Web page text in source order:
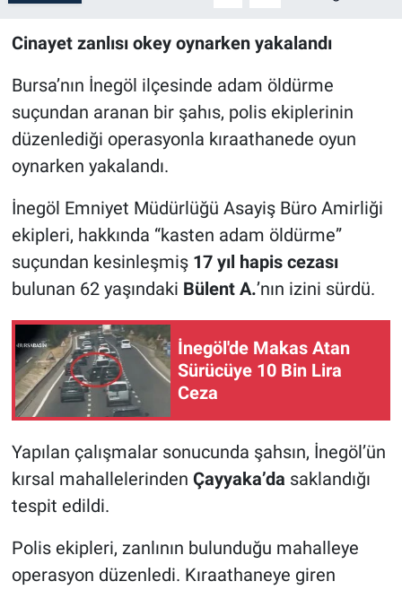
Cinayet zanlısı okey oynarken yakalandı
Bursa’nın İnegöl ilçesinde adam öldürme
suçundan aranan bir şahıs, polis ekiplerinin
düzenlediği operasyonla kıraathanede oyun
oynarken yakalandı.
İnegöl Emniyet Müdürlüğü Asayiş Büro Amirliği
ekipleri, hakkında “kasten adam öldürme”
suçundan kesinleşmiş 17 yıl hapis cezası
bulunan 62 yaşındaki Bülent A.’nın izini sürdü.
İnegöl'de Makas Atan
Sürücüye 10 Bin Lira
Ceza
Yapılan çalışmalar sonucunda şahsın, İnegöl’ün
kırsal mahallelerinden Çayyaka’da saklandığı
tespit edildi.
Polis ekipleri, zanlının bulunduğu mahalleye
operasyon düzenledi. Kıraathaneye giren
Magazin
Siyaset
Yaşam
Spor
Nöbetçi Eczaneler